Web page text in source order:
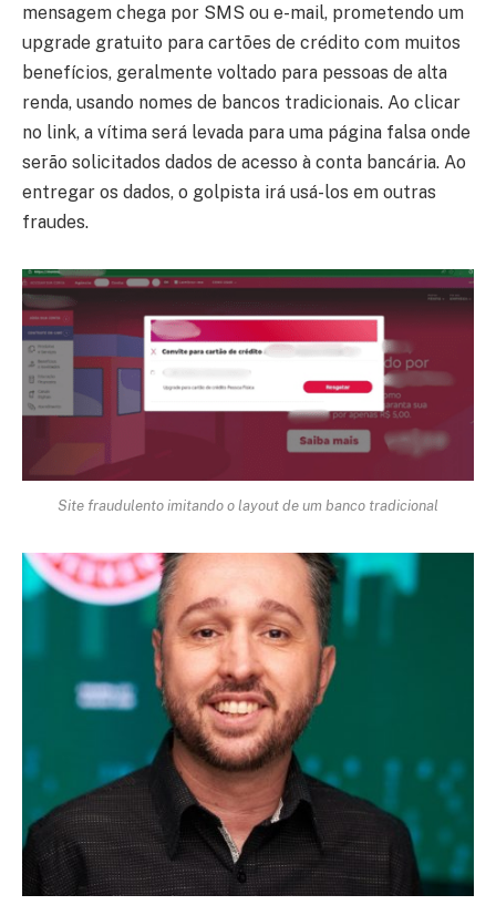
mensagem chega por SMS ou e-mail, prometendo um
upgrade gratuito para cartões de crédito com muitos
benefícios, geralmente voltado para pessoas de alta
renda, usando nomes de bancos tradicionais. Ao clicar
no link, a vítima será levada para uma página falsa onde
serão solicitados dados de acesso à conta bancária. Ao
entregar os dados, o golpista irá usá-los em outras
fraudes.
Site fraudulento imitando o layout de um banco tradicional